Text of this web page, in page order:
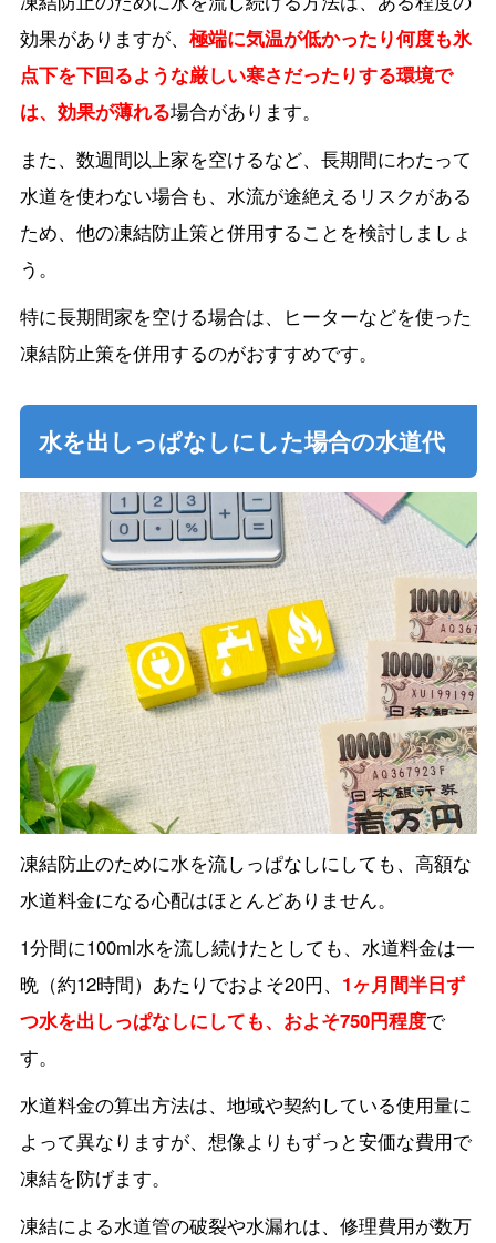
効果がありますが、 極端に気温が低かったり何度も氷
点下を下回るような厳しい寒さだったりする環境で
は、効果が薄れる場合があります。
また、数週間以上家を空けるなど、長期間にわたって
水道を使わない場合も、水流が途絶えるリスクがある
ため、他の凍結防止策と併用することを検討しましょ
う。
特に長期間家を空ける場合は、ヒーターなどを使った
凍結防止策を併用するのがおすすめです。
水を出しっぱなしにした場合の水道代
凍結防止のために水を流しっぱなしにしても、高額な
水道料金になる心配はほとんどありません。
1分間に100ml水を流し続けたとしても、水道料金は一
晩（約12時間）あたりでおよそ20円、 1ヶ月間半日ず
つ水を出しっぱなしにしても、およそ750円程度で
す。
水道料金の算出方法は、地域や契約している使用量に
よって異なりますが、想像よりもずっと安価な費用で
凍結を防げます。
凍結による水道管の破裂や水漏れは、修理費用が数万